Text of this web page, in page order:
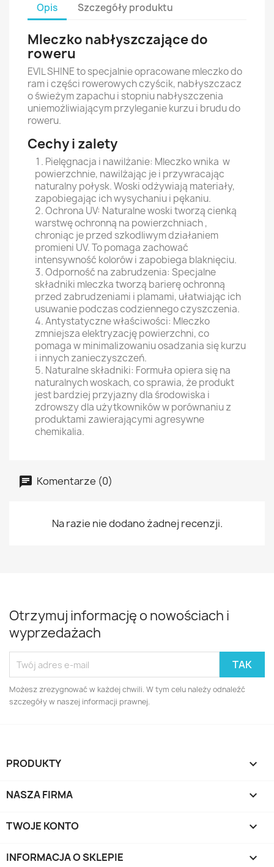
Opis Szczegóły produktu
Mleczko nabłyszczające do
roweru
EVIL SHINE to specjalnie opracowane mleczko do
ram i części rowerowych czyścik, nabłyszczacz
o świeżym zapachu i stopniu nabłyszczenia
uniemożliwiającym przyleganie kurzu i brudu do
roweru.
Cechy i zalety
Pielęgnacja i nawilżanie: Mleczko wnika w
powierzchnie, nawilżając je i przywracając
naturalny połysk. Woski odżywiają materiały,
zapobiegając ich wysychaniu i pękaniu.
Ochrona UV: Naturalne woski tworzą cienką
warstwę ochronną na powierzchniach ,
chroniąc je przed szkodliwym działaniem
promieni UV. To pomaga zachować
intensywność kolorów i zapobiega blaknięciu.
Odporność na zabrudzenia: Specjalne
składniki mleczka tworzą barierę ochronną
przed zabrudzeniami i plamami, ułatwiając ich
usuwanie podczas codziennego czyszczenia.
Antystatyczne właściwości: Mleczko
zmniejsza elektryzację powierzchni, co
pomaga w minimalizowaniu osadzania się kurzu
i innych zanieczyszczeń.
Naturalne składniki: Formuła opiera się na
naturalnych woskach, co sprawia, że produkt
jest bardziej przyjazny dla środowiska i
zdrowszy dla użytkowników w porównaniu z
produktami zawierającymi agresywne
chemikalia.
Komentarze (0)
Na razie nie dodano żadnej recenzji.
Otrzymuj informację o nowościach i
wyprzedażach
Możesz zrezygnować w każdej chwili. W tym celu należy odnaleźć
szczegóły w naszej informacji prawnej.
PRODUKTY 
NASZA FIRMA 
TWOJE KONTO 
INFORMACJA O SKLEPIE keyboard_arrow_down